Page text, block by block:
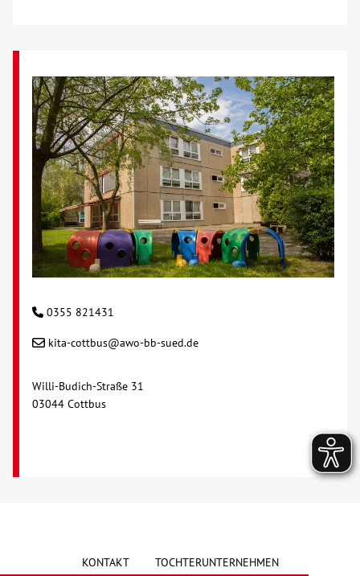
0355 821431
kita-cottbus@awo-bb-sued.de
Willi-Budich-Straße 31
03044 Cottbus
KONTAKT TOCHTERUNTERNEHMEN